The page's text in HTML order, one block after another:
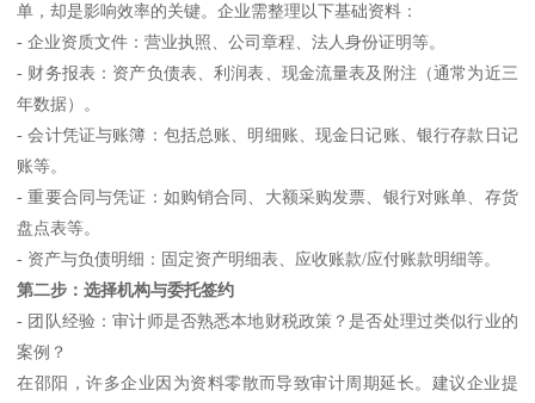
单，却是影响效率的关键。企业需整理以下基础资料：
- 企业资质文件：营业执照、公司章程、法人身份证明等。
- 财务报表：资产负债表、利润表、现金流量表及附注（通常为近三
年数据）。
- 会计凭证与账簿：包括总账、明细账、现金日记账、银行存款日记
账等。
- 重要合同与凭证：如购销合同、大额采购发票、银行对账单、存货
盘点表等。
- 资产与负债明细：固定资产明细表、应收账款/应付账款明细等。
第二步：选择机构与委托签约
- 团队经验：审计师是否熟悉本地财税政策？是否处理过类似行业的
案例？
在邵阳，许多企业因为资料零散而导致审计周期延长。建议企业提